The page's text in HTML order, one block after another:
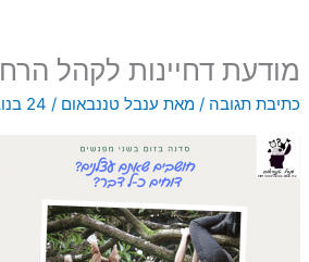
מודעת דחיינות לקהל
כתיבת תגובה / מאת ענבל טננבאום/ 24 בנובמבר 2022